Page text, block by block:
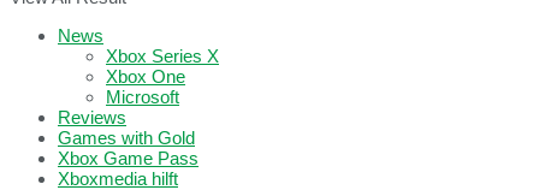
News
Xbox Series X
Xbox One
Microsoft
Reviews
Games with Gold
Xbox Game Pass
Xboxmedia hilft